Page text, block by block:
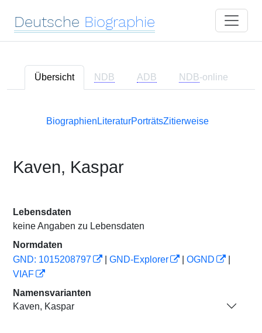
Deutsche Biographie
Übersicht NDB ADB NDB-online
Biographien LiteraturPorträtsZitierweise
Kaven, Kaspar
Lebensdaten
keine Angaben zu Lebensdaten
Normdaten
GND: 1015208797
GND-Explorer OGND
VIAF
Namensvarianten
Kaven, Kaspar